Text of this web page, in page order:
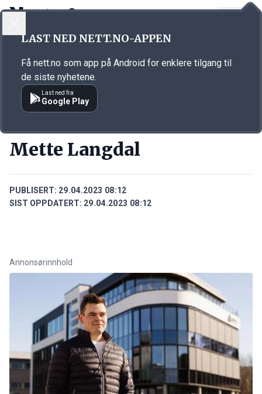
Annonsørinnhold
Mette Langdal
PUBLISERT: 29.04.2023 08:12
SIST OPPDATERT: 29.04.2023 08:12
Annonsørinnhold
LAST NED NETT.NO-APPEN
Få nett.no som app på Android for enklere tilgang til
de siste nyhetene.
Last ned fra
Google Play